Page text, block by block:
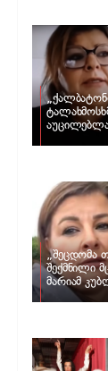
„შეცდომა
შექმნილი
მარიამ
საქმეზე